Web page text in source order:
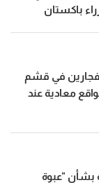
باكستان
في قشم
معادية عند
بشأن "عبوة